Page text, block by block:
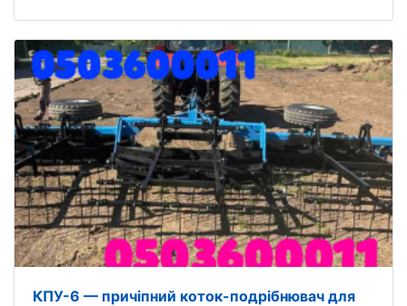
КПУ-6 — причіпний коток-подрібнювач для